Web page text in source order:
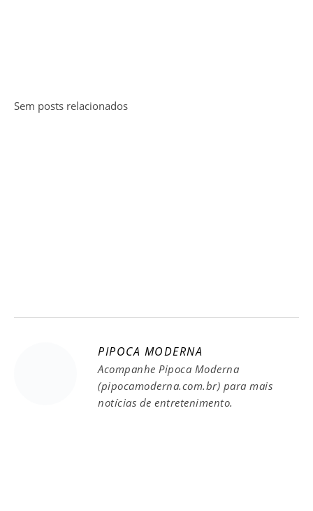
Sem posts relacionados
PIPOCA MODERNA
Acompanhe Pipoca Moderna
(pipocamoderna.com.br) para mais
notícias de entretenimento.